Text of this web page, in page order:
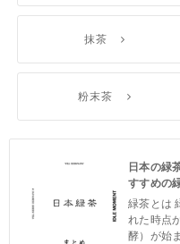
抹茶
粉末茶
日本の緑
すすめの
緑茶とは
れた時点
酵）が始